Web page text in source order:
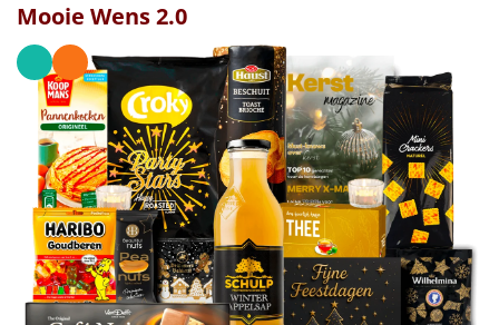
€40 tot €45
€45 tot €50
€50 tot €55
€55 tot €75
€75 tot €100
€100 en hoger
Mooie Wens 2.0